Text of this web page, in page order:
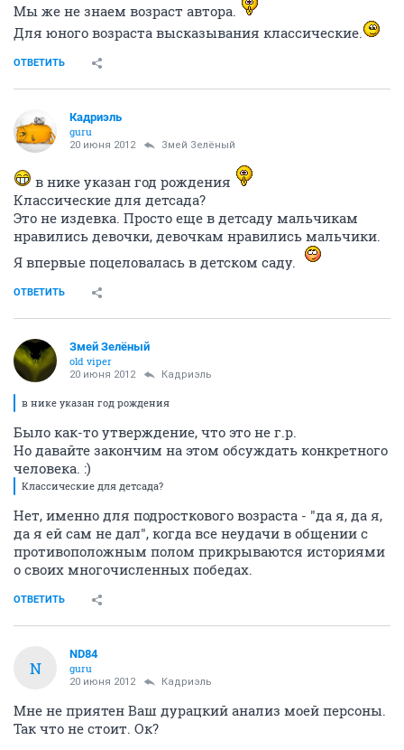
Мы же не знаем возраст автора.
Для юного возраста высказывания классические.
ОТВЕТИТЬ
Кадриэль
guru
20 июня 2012 Змей Зелёный
в нике указан год рождения
Классические для детсада?
Это не издевка. Просто еще в детсаду мальчикам
нравились девочки, девочкам нравились мальчики.
Я впервые поцеловалась в детском саду.
ОТВЕТИТЬ
Змей Зелёный
old viper
20 июня 2012 Кадриэль
в нике указан год рождения
Было как-то утверждение, что это не г.р.
Но давайте закончим на этом обсуждать конкретного
человека. :)
Классические для детсада?
Нет, именно для подросткового возраста - "да я, да я,
да я ей сам не дал", когда все неудачи в общении с
противоположным полом прикрываются историями
о своих многочисленных победах.
ОТВЕТИТЬ
N
ND84
guru
20 июня 2012 Кадриэль
Мне не приятен Ваш дурацкий анализ моей персоны.
Так что не стоит. Ок?